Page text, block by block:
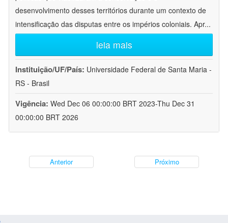
desenvolvimento desses territórios durante um contexto de
intensificação das disputas entre os impérios coloniais. Apr...
leia mais
Instituição/UF/País: Universidade Federal de Santa Maria -
RS - Brasil
Vigência: Wed Dec 06 00:00:00 BRT 2023-Thu Dec 31
00:00:00 BRT 2026
Anterior Próximo